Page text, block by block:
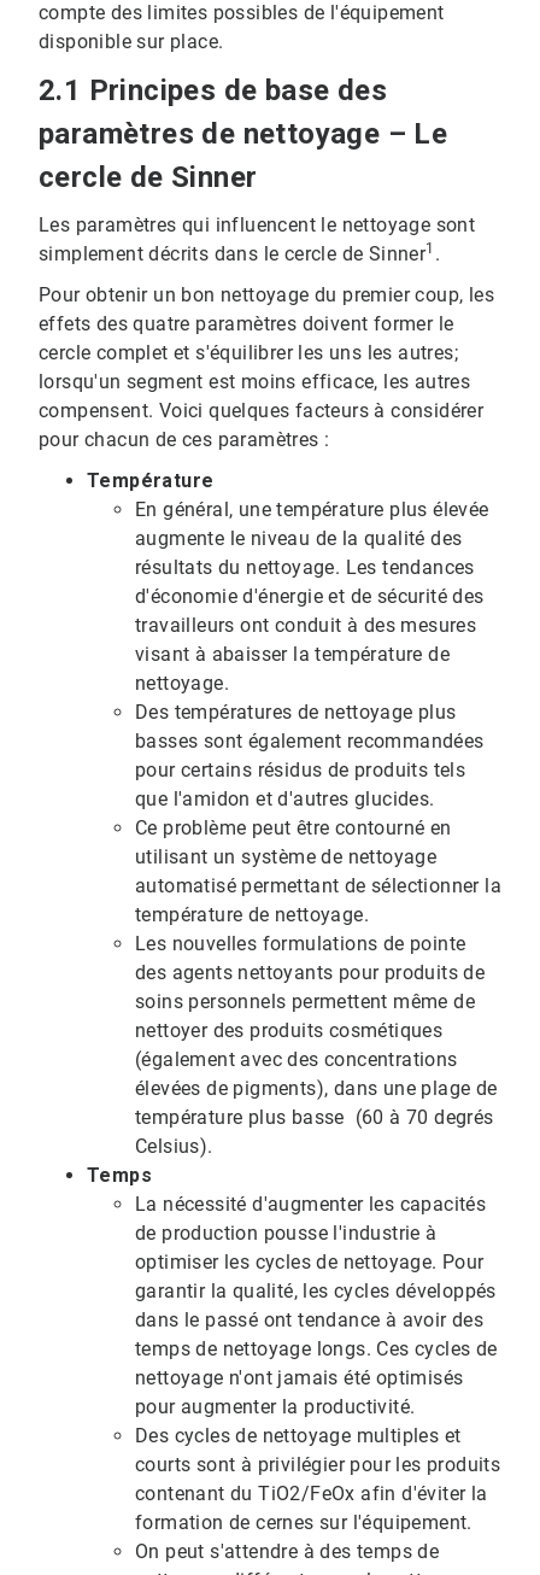
compte des limites possibles de l'équipement
disponible sur place.
2.1 Principes de base des
paramètres de nettoyage – Le
cercle de Sinner
Les paramètres qui influencent le nettoyage sont
simplement décrits dans le cercle de Sinner1 .
Pour obtenir un bon nettoyage du premier coup, les
effets des quatre paramètres doivent former le
cercle complet et s'équilibrer les uns les autres;
lorsqu'un segment est moins efficace, les autres
compensent. Voici quelques facteurs à considérer
pour chacun de ces paramètres :
Température
En général, une température plus élevée
augmente le niveau de la qualité des
résultats du nettoyage. Les tendances
d'économie d'énergie et de sécurité des
travailleurs ont conduit à des mesures
visant à abaisser la température de
nettoyage.
Des températures de nettoyage plus
basses sont également recommandées
pour certains résidus de produits tels
que l'amidon et d'autres glucides.
Ce problème peut être contourné en
utilisant un système de nettoyage
automatisé permettant de sélectionner la
température de nettoyage.
Les nouvelles formulations de pointe
des agents nettoyants pour produits de
soins personnels permettent même de
nettoyer des produits cosmétiques
(également avec des concentrations
élevées de pigments), dans une plage de
température plus basse (60 à 70 degrés
Celsius).
Temps
La nécessité d'augmenter les capacités
de production pousse l'industrie à
optimiser les cycles de nettoyage. Pour
garantir la qualité, les cycles développés
dans le passé ont tendance à avoir des
temps de nettoyage longs. Ces cycles de
nettoyage n'ont jamais été optimisés
pour augmenter la productivité.
Des cycles de nettoyage multiples et
courts sont à privilégier pour les produits
contenant du TiO2/FeOx afin d'éviter la
formation de cernes sur l'équipement.
On peut s'attendre à des temps de